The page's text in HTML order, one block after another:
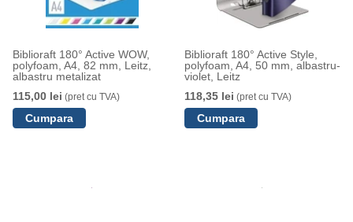
Biblioraft 180° Active WOW,
polyfoam, A4, 82 mm, Leitz,
albastru metalizat
115,00 lei (pret cu TVA)
Biblioraft 180° Active Style,
polyfoam, A4, 50 mm, albastru-
violet, Leitz
118,35 lei (pret cu TVA)